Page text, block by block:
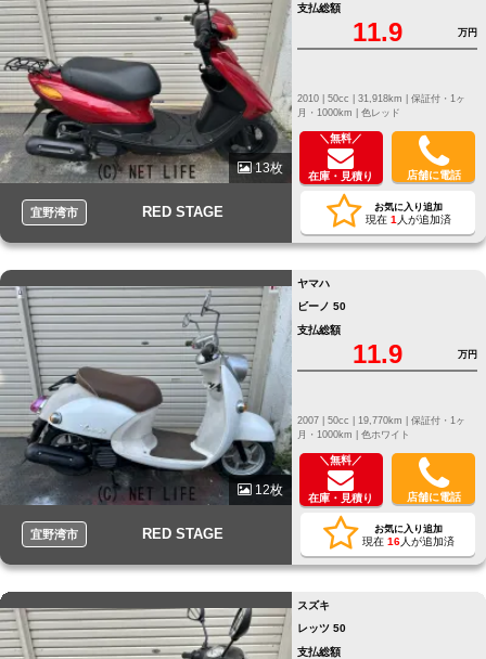
13枚
宜野湾市 RED STAGE
支払総額
11.9 万円
保証付・1ヶ
月・1000km | 色レッド
＼無料／
在庫・見積り 店舗に電話
お気に入り追加
現在 1 人が追加済
12枚
宜野湾市 RED STAGE
ヤマハ
ビーノ 50
支払総額
11.9 万円
保証付・1ヶ
月・1000km | 色ホワイト
＼無料／
在庫・見積り 店舗に電話
お気に入り追加
現在 16人が追加済
スズキ
レッツ 50
支払総額